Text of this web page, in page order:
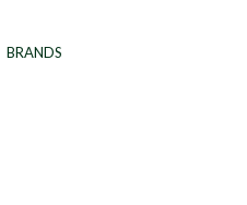
BRANDS